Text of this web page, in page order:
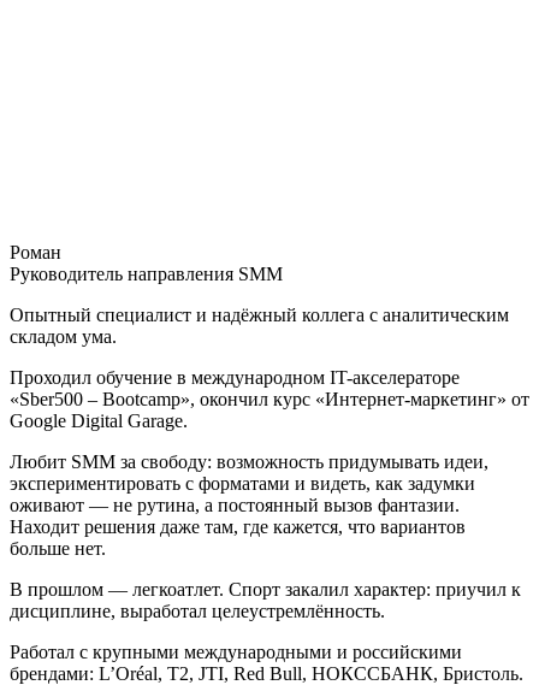
Роман
Руководитель направления SMM
Опытный специалист и надёжный коллега с аналитическим
складом ума.
Проходил обучение в международном IT-акселераторе
«Sber500 – Bootcamp», окончил курс «Интернет-маркетинг» от
Google Digital Garage.
Любит SMM за свободу: возможность придумывать идеи,
экспериментировать с форматами и видеть, как задумки
оживают — не рутина, а постоянный вызов фантазии.
Находит решения даже там, где кажется, что вариантов
больше нет.
В прошлом — легкоатлет. Спорт закалил характер: приучил к
дисциплине, выработал целеустремлённость.
Работал с крупными международными и российскими
брендами: L’Oréal, T2, JTI, Red Bull, НОКССБАНК, Бристоль.